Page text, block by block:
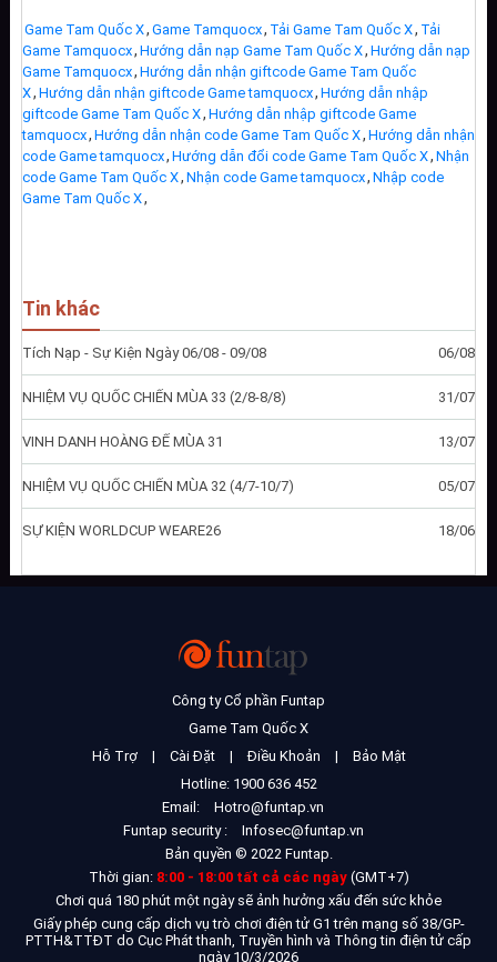
Game Tam Quốc X, Game Tamquocx, Tải Game Tam Quốc X, Tải
Game Tamquocx, Hướng dẫn nạp Game Tam Quốc X, Hướng dẫn nạp
Game Tamquocx, Hướng dẫn nhận giftcode Game Tam Quốc
X, Hướng dẫn nhận giftcode Game tamquocx, Hướng dẫn nhập
giftcode Game Tam Quốc X, Hướng dẫn nhập giftcode Game
tamquocx, Hướng dẫn nhận code Game Tam Quốc X, Hướng dẫn nhận
code Game tamquocx, Hướng dẫn đổi code Game Tam Quốc X, Nhận
code Game Tam Quốc X, Nhận code Game tamquocx, Nhập code
Game Tam Quốc X,
Tin khác
Tích Nạp - Sự Kiện Ngày 06/08 - 09/08 06/08
NHIỆM VỤ QUỐC CHIẾN MÙA 33 (2/8-8/8) 31/07
VINH DANH HOÀNG ĐẾ MÙA 31 13/07
NHIỆM VỤ QUỐC CHIẾN MÙA 32 (4/7-10/7) 05/07
SỰ KIỆN WORLDCUP WEARE26 18/06
Công ty Cổ phần Funtap
Game Tam Quốc X
Hỗ Trợ
| Cài Đặt | Điều Khoản |
Bảo Mật
Hotline: 1900 636 452
Email:
Hotro@funtap.vn
Funtap security :
Infosec@funtap.vn
Bản quyền © 2022 Funtap.
Thời gian: 8:00 - 18:00 tất cả các ngày(GMT+7)
Chơi quá 180 phút một ngày sẽ ảnh hưởng xấu đến sức khỏe
Giấy phép cung cấp dịch vụ trò chơi điện tử G1 trên mạng số 38/GP-
PTTH&TTĐT do Cục Phát thanh, Truyền hình và Thông tin điện tử cấp
ngày 10/3/2026